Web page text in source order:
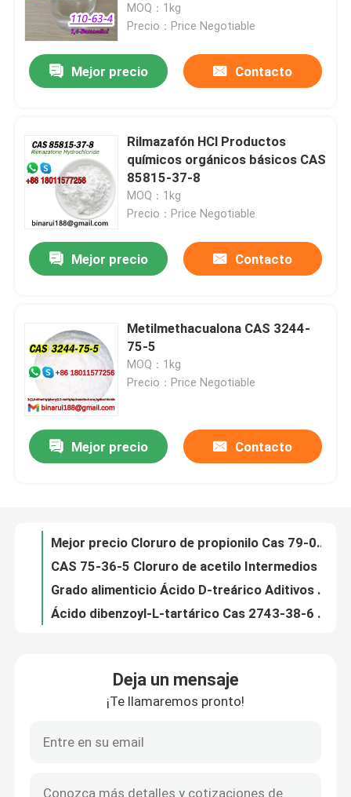
En casa
Los vídeos
Recorrido por la fábrica
Control de calidad
Materias primas químicas diarias
Materia prima de las sustancias químicas inorgánicas
intermedios químicos finos
MOQ：1kg
Precio：Price Negotiable
Mejor precio Contacto
Rilmazafón HCl Productos
químicos orgánicos básicos CAS
85815-37-8
MOQ：1kg
Precio：Price Negotiable
Mejor precio Contacto
Metilmethacualona CAS 3244-
75-5
MOQ：1kg
Precio：Price Negotiable
Mejor precio Contacto
Mejor precio Cloruro de propionilo Cas 79-03-8 Cloruro de ácido propiónico
Grado alimenticio Ácido D-treárico Aditivos químicos para alimentos Cas 147-71-7
Ácido dibenzoyl-L-tartárico Cas 2743-38-6 Aditivos químicos para alimentos
Deja un mensaje
¡Te llamaremos pronto!